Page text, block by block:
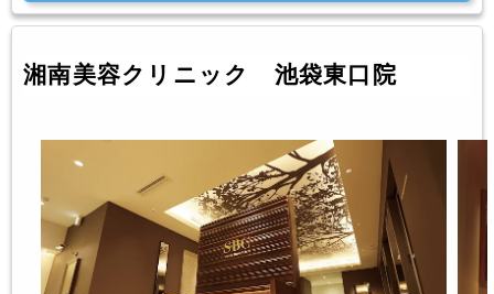
湘南美容クリニック 池袋東口院